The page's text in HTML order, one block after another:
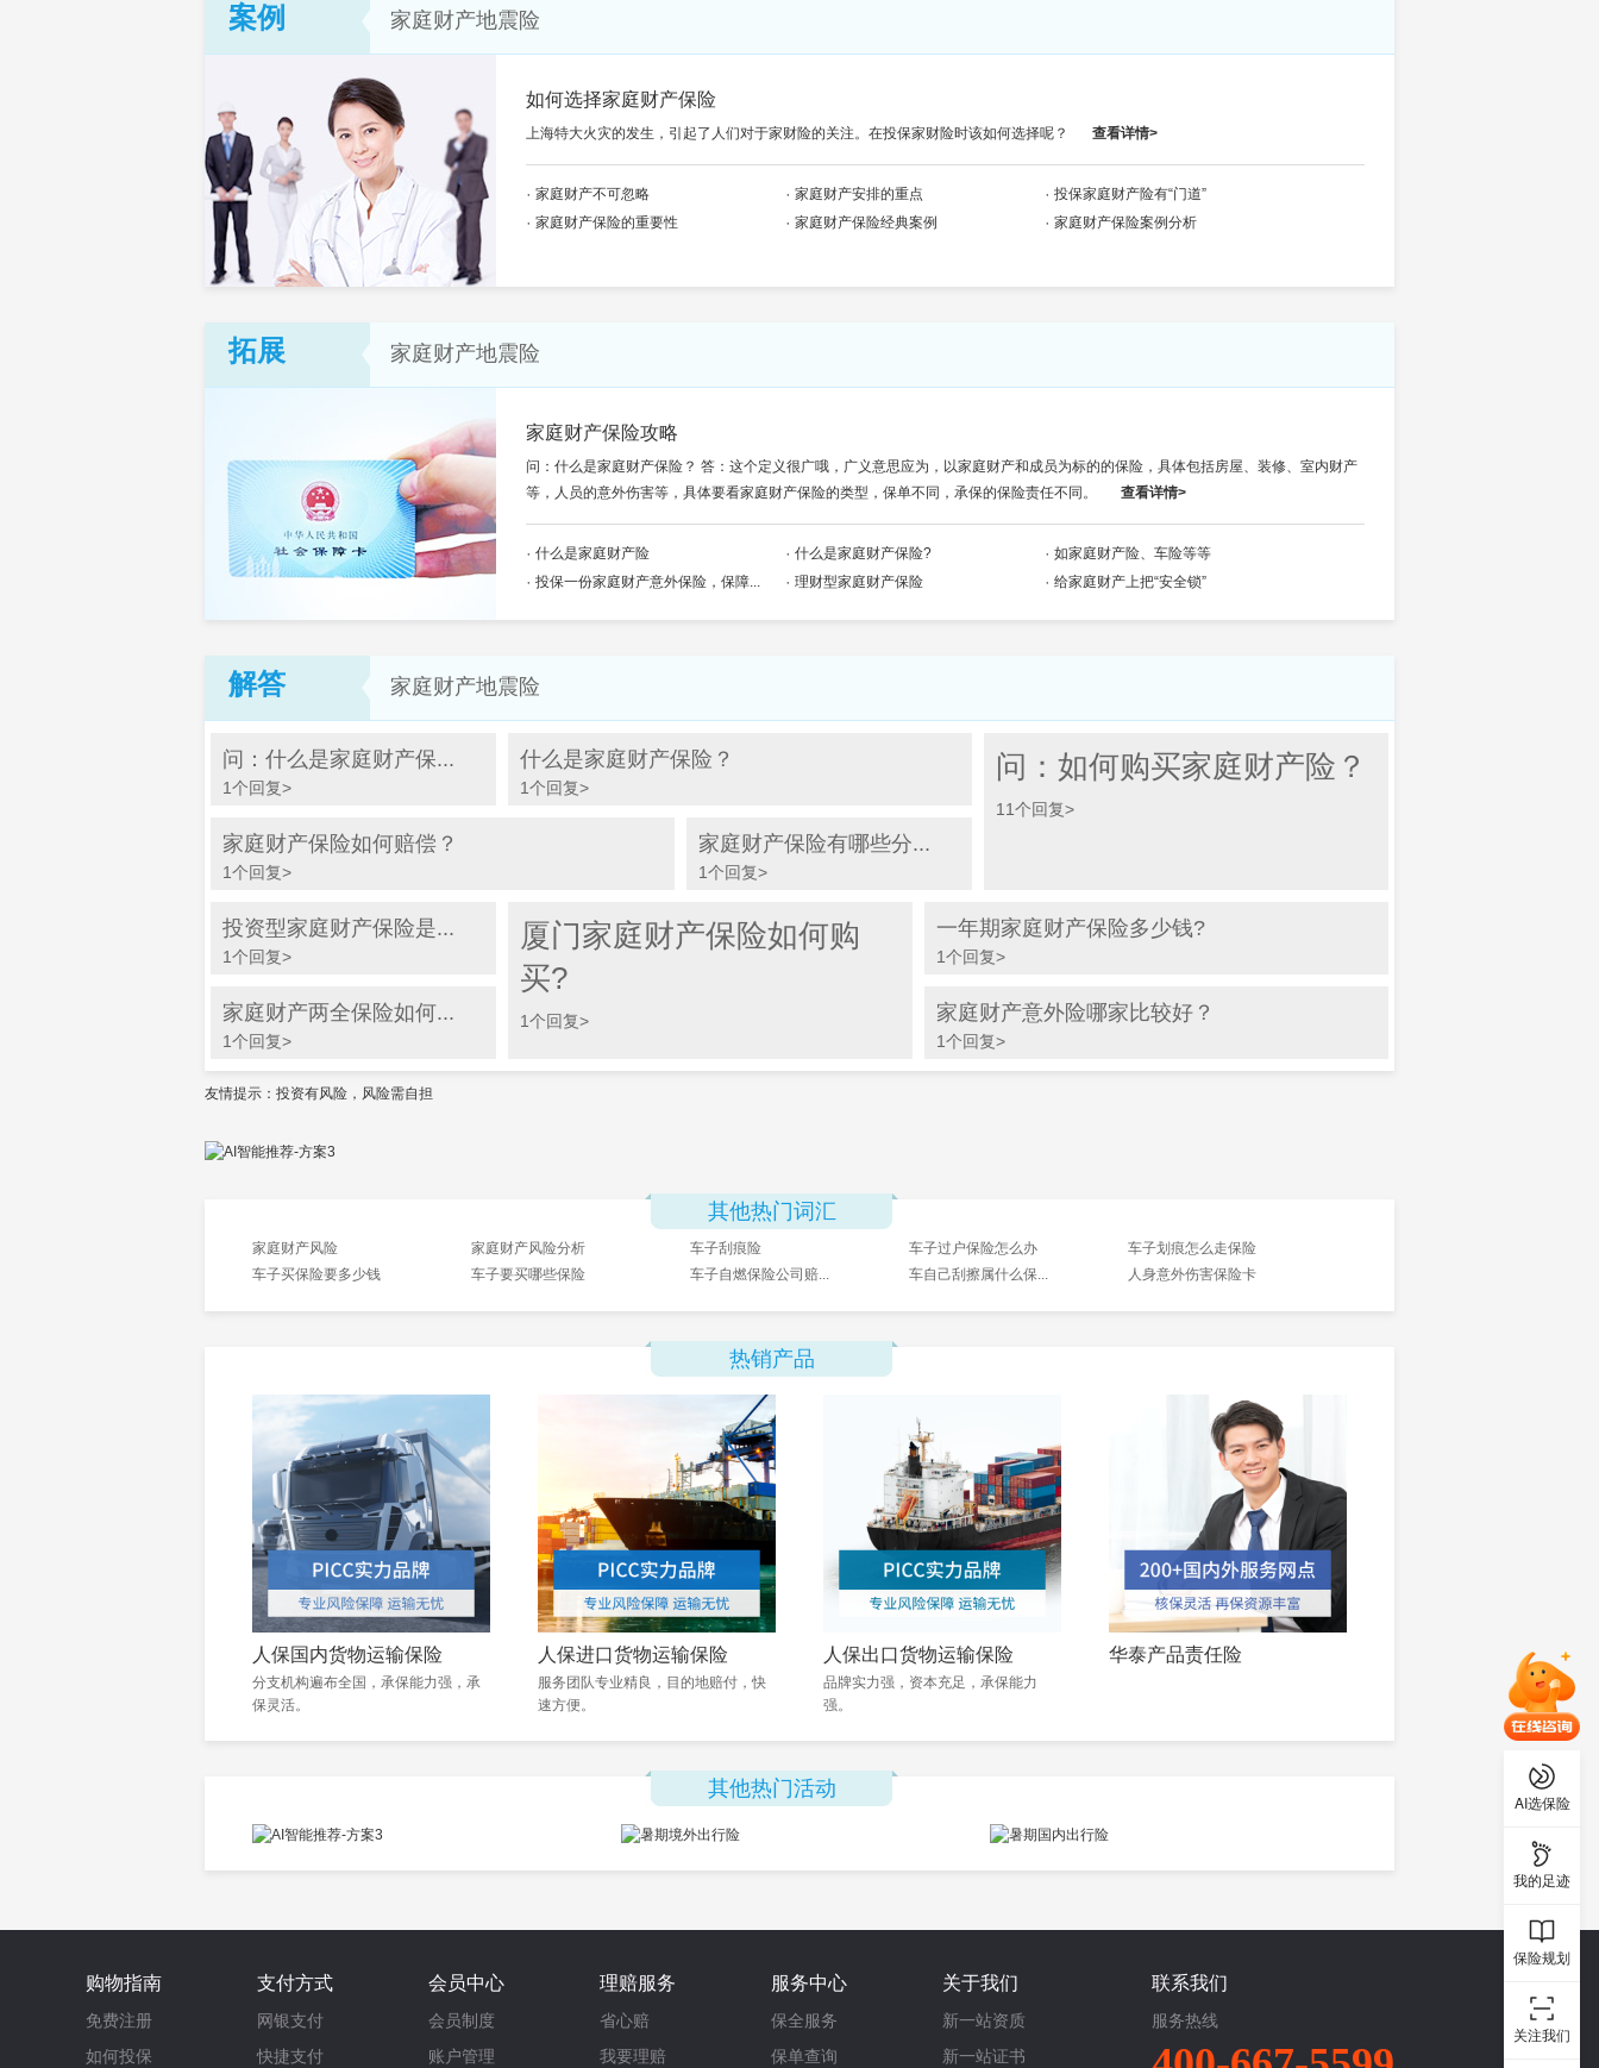
案例 家庭财产地震险
如何选择家庭财产保险
上海特大火灾的发生，引起了人们对于家财险的关注。在投保家财险时该如何选择呢？ 查看详情>
家庭财产不可忽略 家庭财产安排的重点
投保家庭财产险有“门道”
家庭财产保险的重要性
家庭财产保险经典案例 家庭财产保险案例分析
拓展 家庭财产地震险
家庭财产保险攻略
问：什么是家庭财产保险？ 答：这个定义很广哦，广义意思应为，以家庭财产和成员为标的的保险，具体包括房屋、装修、室内财产
等，人员的意外伤害等，具体要看家庭财产保险的类型，保单不同，承保的保险责任不同。
查看详情>
什么是家庭财产险 什么是家庭财产保险?
如家庭财产险、车险等等
投保一份家庭财产意外保险，保障...
理财型家庭财产保险 给家庭财产上把“安全锁”
解答 家庭财产地震险
问：什么是家庭财产保...
1个回复>
什么是家庭财产保险？
1个回复>
问：如何购买家庭财产险？
11个回复>
家庭财产保险如何赔偿？
1个回复>
家庭财产保险有哪些分...
1个回复>
投资型家庭财产保险是...
1个回复>
家庭财产两全保险如何...
1个回复>
厦门家庭财产保险如何购
买?
1个回复>
一年期家庭财产保险多少钱?
1个回复>
家庭财产意外险哪家比较好？
1个回复>
友情提示：投资有风险，风险需自担
其他热门词汇
家庭财产风险 家庭财产风险分析 车子刮痕险 车子过户保险怎么办
车子划痕怎么走保险
车子买保险要多少钱
车子要买哪些保险 车子自燃保险公司赔... 车自己刮擦属什么保... 人身意外伤害保险卡
热销产品
人保国内货物运输保险
分支机构遍布全国，承保能力强，承
保灵活。
人保进口货物运输保险
服务团队专业精良，目的地赔付，快
速方便。
人保出口货物运输保险
品牌实力强，资本充足，承保能力
强。
华泰产品责任险
其他热门活动
AI选保险
我的足迹
保险规划
关注我们
购物指南
免费注册
如何投保
支付方式
网银支付
快捷支付
会员中心
会员制度
账户管理
理赔服务
省心赔
我要理赔
服务中心
保全服务
保单查询
关于我们
新一站资质
新一站证书
联系我们
服务热线